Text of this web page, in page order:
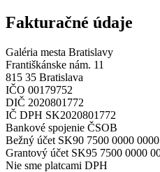
Fakturačné údaje
Galéria mesta Bratislavy
Františkánske nám. 11
815 35 Bratislava
IČO 00179752
DIČ 2020801772
IČ DPH SK2020801772
Bankové spojenie ČSOB
Bežný účet SK90 7500 0000
Grantový účet SK95 7500 0000
Nie sme platcami DPH